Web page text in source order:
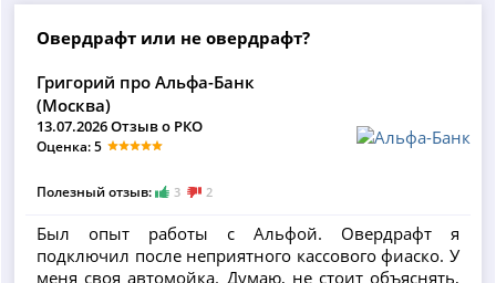
Овердрафт или не овердрафт?
Григорий про Альфа-Банк
(Москва)
13.07.2026 Отзыв о РКО
Оценка: 5
Полезный отзыв: 3 2
Был опыт работы с Альфой. Овердрафт я
подключил после неприятного кассового фиаско. У
меня своя автомойка. Думаю, не стоит объяснять,